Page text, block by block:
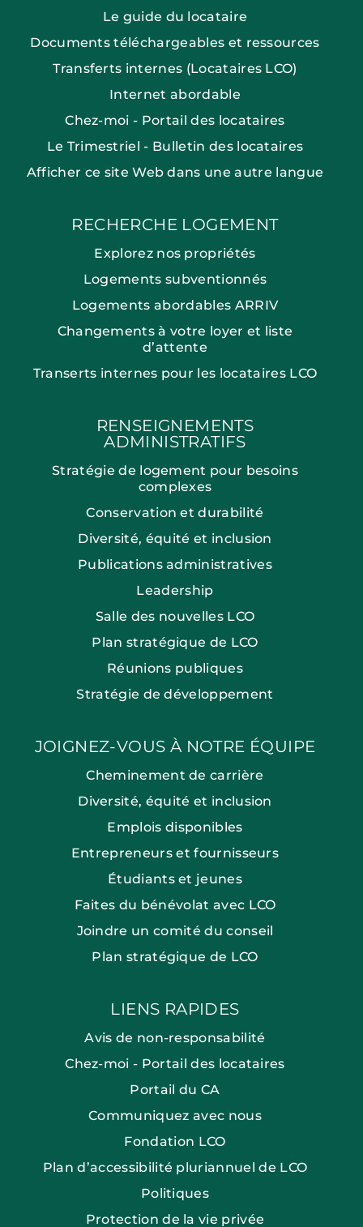
Le guide du locataire
Documents téléchargeables et ressources
Transferts internes (Locataires LCO)
Internet abordable
Chez-moi - Portail des locataires
Le Trimestriel - Bulletin des locataires
Afficher ce site Web dans une autre langue
RECHERCHE LOGEMENT
Explorez nos propriétés
Logements subventionnés
Logements abordables ARRIV
Changements à votre loyer et liste
d’attente
Transerts internes pour les locataires LCO
RENSEIGNEMENTS
ADMINISTRATIFS
Stratégie de logement pour besoins
complexes
Conservation et durabilité
Diversité, équité et inclusion
Publications administratives
Leadership
Salle des nouvelles LCO
Plan stratégique de LCO
Réunions publiques
Stratégie de développement
JOIGNEZ-VOUS À NOTRE ÉQUIPE
Cheminement de carrière
Diversité, équité et inclusion
Emplois disponibles
Entrepreneurs et fournisseurs
Étudiants et jeunes
Faites du bénévolat avec LCO
Joindre un comité du conseil
Plan stratégique de LCO
LIENS RAPIDES
Avis de non-responsabilité
Chez-moi - Portail des locataires
Portail du CA
Communiquez avec nous
Fondation LCO
Plan d’accessibilité pluriannuel de LCO
Politiques
Protection de la vie privée